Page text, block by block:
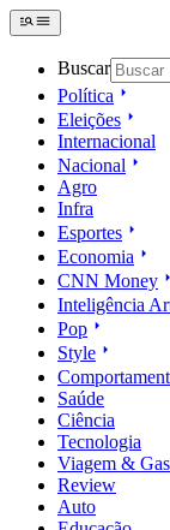
Buscar
Política
Eleições
Internacional
Nacional
Agro
Infra
Esportes
Economia
CNN Money
Inteligência
Pop
Style
Saúde
Ciência
Tecnologia
Viagem &
Review
Auto